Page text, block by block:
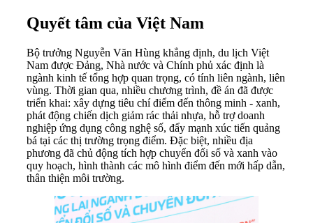
Quyết tâm của Việt Nam
Bộ trưởng Nguyễn Văn Hùng khẳng định, du lịch Việt
Nam được Đảng, Nhà nước và Chính phủ xác định là
ngành kinh tế tổng hợp quan trọng, có tính liên ngành, liên
vùng. Thời gian qua, nhiều chương trình, đề án đã được
triển khai: xây dựng tiêu chí điểm đến thông minh - xanh,
phát động chiến dịch giảm rác thải nhựa, hỗ trợ doanh
nghiệp ứng dụng công nghệ số, đẩy mạnh xúc tiến quảng
bá tại các thị trường trọng điểm. Đặc biệt, nhiều địa
phương đã chủ động tích hợp chuyển đổi số và xanh vào
quy hoạch, hình thành các mô hình điểm đến mới hấp dẫn,
thân thiện môi trường.